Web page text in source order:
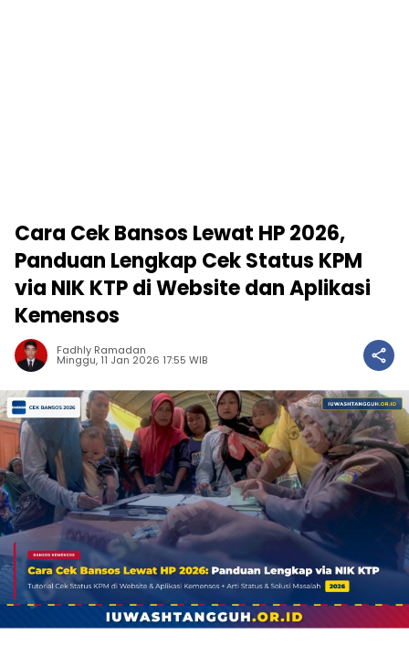
Cara Cek Bansos Lewat HP 2026,
Panduan Lengkap Cek Status KPM
via NIK KTP di Website dan Aplikasi
Kemensos
Fadhly Ramadan
Minggu, 11 Jan 2026 17:55 WIB